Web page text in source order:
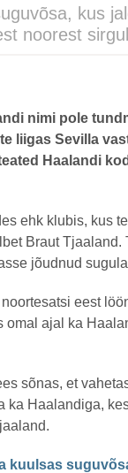
kus
noorest
nimi pole
liigas Sevilla
Haalandi
ehk klubis, kus
Braut
jõudnud
eest
omal ajal ka
sõnas, et
ka Haalandiga,
kuulsas